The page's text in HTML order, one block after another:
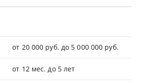
от 20 000 руб. до 5 000 000 руб.
от 12 мес. до 5 лет